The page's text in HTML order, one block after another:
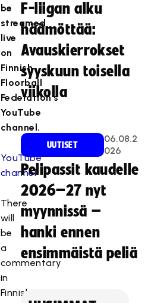
be
streamed
live
on
Finnish
Floorball
Federation's
YouTube
channel.
YouTube
channel
There
will
be
a
commentary
in
Finnish
F-liigan alku
häämöttää:
Avauskierrokset
syyskuun toisella
viikolla
UUTISET
06.08.2
026
Pelipassit kaudelle
2026–27 nyt
myynnissä –
hanki ennen
ensimmäistä peliä